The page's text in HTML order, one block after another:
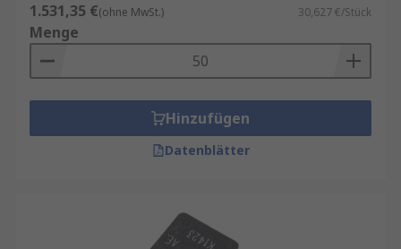
1.531,35 €(ohne MwSt.) 30,627 €/Stück
Menge
Hinzufügen
Datenblätter